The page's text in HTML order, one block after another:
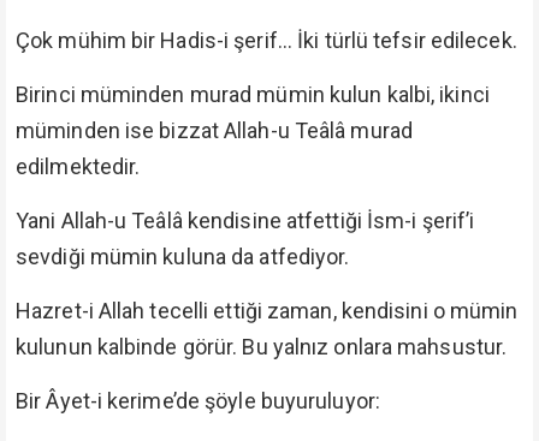
Çok mühim bir Hadis-i şerif... İki türlü tefsir edilecek.
Birinci müminden murad mümin kulun kalbi, ikinci
müminden ise bizzat Allah-u Teâlâ murad
edilmektedir.
Yani Allah-u Teâlâ kendisine atfettiği İsm-i şerif’i
sevdiği mümin kuluna da atfediyor.
Hazret-i Allah tecelli ettiği zaman, kendisini o mümin
kulunun kalbinde görür. Bu yalnız onlara mahsustur.
Bir Âyet-i kerime’de şöyle buyuruluyor: